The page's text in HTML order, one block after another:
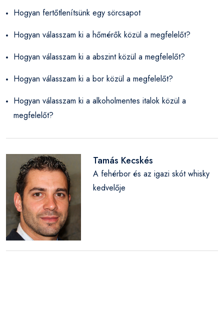
Hogyan fertőtlenítsünk egy sörcsapot
Hogyan válasszam ki a hőmérők közül a megfelelőt?
Hogyan válasszam ki a abszint közül a megfelelőt?
Hogyan válasszam ki a bor közül a megfelelőt?
Hogyan válasszam ki a alkoholmentes italok közül a
megfelelőt?
Tamás Kecskés
A fehérbor és az igazi skót whisky
kedvelője